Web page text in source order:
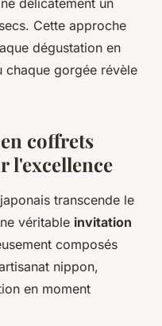
délicatement un
Cette approche
dégustation en
chaque gorgée révèle
coffrets
l'excellence
transcende le
véritable invitation
composés
nippon,
en moment